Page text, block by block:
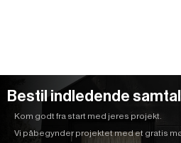
Bestil indledende
Kom godt fra start med jeres projekt.
Vi påbegynder projektet med et gratis